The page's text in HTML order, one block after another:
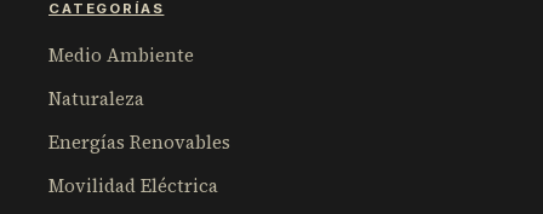
CATEGORÍAS
Medio Ambiente
Naturaleza
Energías Renovables
Movilidad Eléctrica